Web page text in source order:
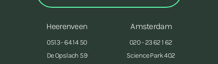
Heerenveen
0513 - 64 14 50
De Opslach 59
Amsterdam
020 - 23 62 1 62
Science Park 402